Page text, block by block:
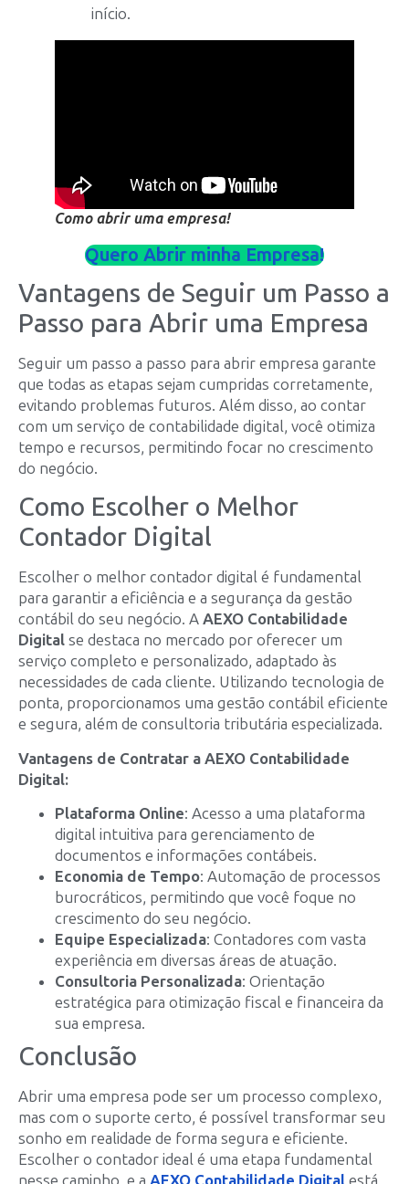
início.
Como abrir uma empresa!
Quero Abrir minha Empresa!
Vantagens de Seguir um Passo a
Passo para Abrir uma Empresa
Seguir um passo a passo para abrir empresa garante
que todas as etapas sejam cumpridas corretamente,
evitando problemas futuros. Além disso, ao contar
com um serviço de contabilidade digital, você otimiza
tempo e recursos, permitindo focar no crescimento
do negócio.
Como Escolher o Melhor
Contador Digital
Escolher o melhor contador digital é fundamental
para garantir a eficiência e a segurança da gestão
contábil do seu negócio. A AEXO Contabilidade
Digital se destaca no mercado por oferecer um
serviço completo e personalizado, adaptado às
necessidades de cada cliente. Utilizando tecnologia de
ponta, proporcionamos uma gestão contábil eficiente
e segura, além de consultoria tributária especializada.
Vantagens de Contratar a AEXO Contabilidade
Digital:
Plataforma Online: Acesso a uma plataforma
digital intuitiva para gerenciamento de
documentos e informações contábeis.
Economia de Tempo: Automação de processos
burocráticos, permitindo que você foque no
crescimento do seu negócio.
Equipe Especializada: Contadores com vasta
experiência em diversas áreas de atuação.
Consultoria Personalizada: Orientação
estratégica para otimização fiscal e financeira da
sua empresa.
Conclusão
Abrir uma empresa pode ser um processo complexo,
mas com o suporte certo, é possível transformar seu
sonho em realidade de forma segura e eficiente.
Escolher o contador ideal é uma etapa fundamental